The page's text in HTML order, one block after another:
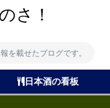
さ！
を載せたブログです。
日本酒の看板